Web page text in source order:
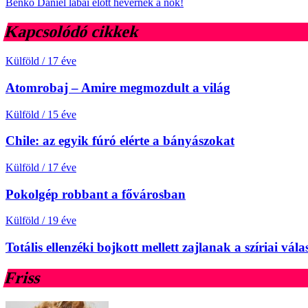
Benkő Dániel lábai előtt hevernek a nők!
Kapcsolódó cikkek
Külföld / 17 éve
Atomrobaj – Amire megmozdult a világ
Külföld / 15 éve
Chile: az egyik fúró elérte a bányászokat
Külföld / 17 éve
Pokolgép robbant a fővárosban
Külföld / 19 éve
Totális ellenzéki bojkott mellett zajlanak a szíriai
Friss